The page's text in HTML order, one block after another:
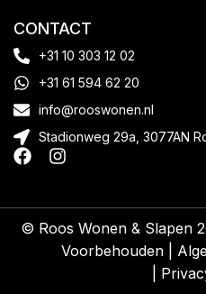
CONTACT
+31 10 303 12 02
+31 61 594 62 20
info@rooswonen.nl
Stadionweg 29a, 3077AN
© Roos Wonen & Slapen
Voorbehouden |